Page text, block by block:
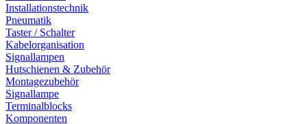
Installationstechnik
Pneumatik
Taster / Schalter
Kabelorganisation
Signallampen
Hutschienen & Zubehör
Montagezubehör
Signallampe
Terminalblocks
Komponenten